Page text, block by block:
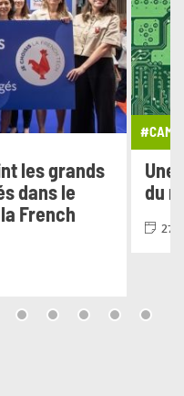
les grands
dans le
French
Une
du